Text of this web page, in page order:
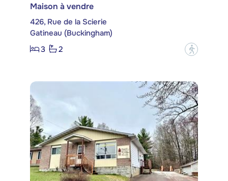
Maison à vendre
426, Rue de la Scierie
Gatineau (Buckingham)
3
2 ?